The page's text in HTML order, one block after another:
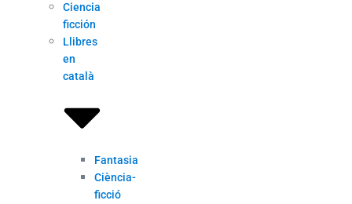
Ciencia
ficción
Llibres
en
català
Fantasia
Ciència-
ficció